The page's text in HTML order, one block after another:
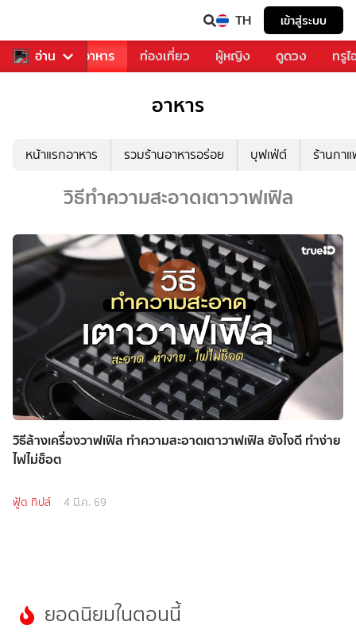
TH เข้าสู่ระบบ
อ่าน
การเพลง อาหาร ท่องเที่ยว ผู้หญิง ดูดวง ทรู
อาหาร
หน้าแรกอาหาร รวมร้านอาหารอร่อย บุฟเฟ่ต์ ร้านกา
วิธีทำความสะอาดเตาวาฟเฟิล
วิธีล้างเครื่องวาฟเฟิล ทำความสะอาดเตาวาฟเฟิล ยังไงดี ทำง่าย
ไฟไม่ช็อต
ฟู้ด ทิปส์ 4 มี.ค. 69
ยอดนิยมในตอนนี้